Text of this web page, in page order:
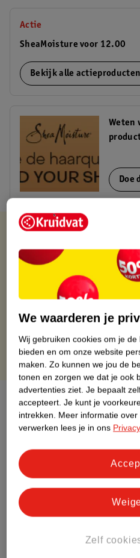
Actie
SheaMoisture voor 12.00
Bekijk alle actieproducten
Weten
Doe
Kruidvat is altijd
Gratis ophalen in de winkel
Op werkdagen voor 22:00
Gratis thuisbezorgd vanaf
Gratis punten met je Kruidvat
Over dit product
Productinformatie
Etiketinformatie
Nature Impact Score
Dit
Meer
We waarderen je
Wij gebruiken cookies om je
bieden en om onze website
maken. Zo kunnen we jou de
tonen en zorgen we dat je ook
advertenties ziet. Je bepaalt
accepteert. Je kunt je
intrekken. Meer informatie
verwerken lees je in ons
Zelf